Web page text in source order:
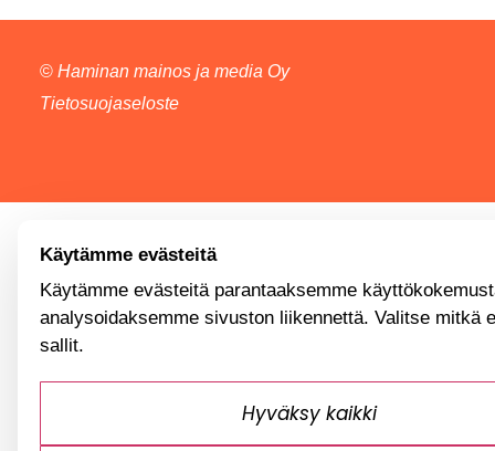
© Haminan mainos ja media Oy
Tietosuojaseloste
Käytämme evästeitä
Käytämme evästeitä parantaaksemme
analysoidaksemme sivuston liikennettä. Valitse mitkä
sallit.
Hyväksy kaikki